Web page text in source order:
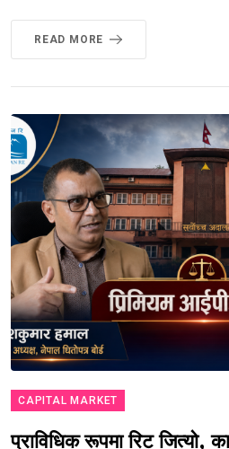
READ MORE
CAPITAL MARKET
प्राविधिक रूपमा रिट जित्यो,